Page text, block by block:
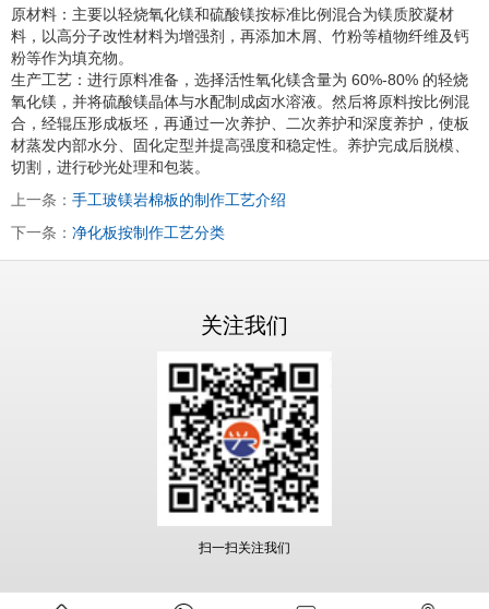
原材料：主要以轻烧氧化镁和硫酸镁按标准比例混合为镁质胶凝材
料，以高分子改性材料为增强剂，再添加木屑、竹粉等植物纤维及钙
粉等作为填充物。
生产工艺：进行原料准备，选择活性氧化镁含量为 60%-80% 的轻烧
氧化镁，并将硫酸镁晶体与水配制成卤水溶液。然后将原料按比例混
合，经辊压形成板坯，再通过一次养护、二次养护和深度养护，使板
材蒸发内部水分、固化定型并提高强度和稳定性。养护完成后脱模、
切割，进行砂光处理和包装。
上一条： 手工玻镁岩棉板的制作工艺介绍
下一条： 净化板按制作工艺分类
关注我们
扫一扫关注我们